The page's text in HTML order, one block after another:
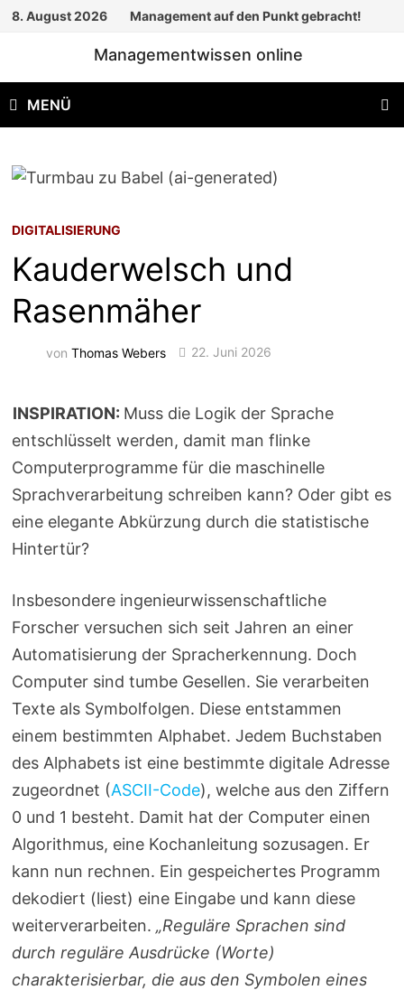
Zum
8. August 2026 Management auf den Punkt gebracht!
Managementwissen online
MENÜ
DIGITALISIERUNG
Kauderwelsch und
Rasenmäher
vonThomas Webers 22. Juni 2026
INSPIRATION: Muss die Logik der Sprache
entschlüsselt werden, damit man flinke
Computerprogramme für die maschinelle
Sprachverarbeitung schreiben kann? Oder gibt es
eine elegante Abkürzung durch die statistische
Hintertür?
Insbesondere ingenieurwissenschaftliche
Forscher versuchen sich seit Jahren an einer
Automatisierung der Spracherkennung. Doch
Computer sind tumbe Gesellen. Sie verarbeiten
Texte als Symbolfolgen. Diese entstammen
einem bestimmten Alphabet. Jedem Buchstaben
des Alphabets ist eine bestimmte digitale Adresse
zugeordnet (ASCII-Code), welche aus den Ziffern
0 und 1 besteht. Damit hat der Computer einen
Algorithmus, eine Kochanleitung sozusagen. Er
kann nun rechnen. Ein gespeichertes Programm
dekodiert (liest) eine Eingabe und kann diese
weiterverarbeiten.„Reguläre Sprachen sind
durch reguläre Ausdrücke (Worte)
charakterisierbar, die aus den Symbolen eines